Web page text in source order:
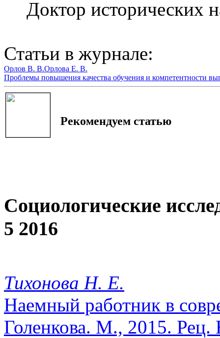
Доктор исторических
Статьи в журнале:
Орлов В. В.Орлова Е. В.
Проблемы повышения качества обучения и компетентности
Рекомендуем статью
Социологические
5 2016
Тихонова Н. Е.
Наемный работник в
Голенкова. М., 2015.